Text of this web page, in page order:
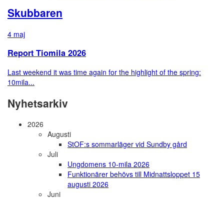
Skubbaren
4 maj
Report Tiomila 2026
Last weekend it was time again for the highlight of the spring:
10mila...
Nyhetsarkiv
2026
Augusti
StOF:s sommarläger vid Sundby gård
Juli
Ungdomens 10-mila 2026
Funktionärer behövs till Midnattsloppet 15
augusti 2026
Juni